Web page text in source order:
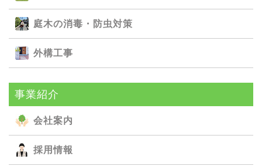
庭⽊の消毒・防⾍対策
外構⼯事
事業紹介
会社案内
採用情報